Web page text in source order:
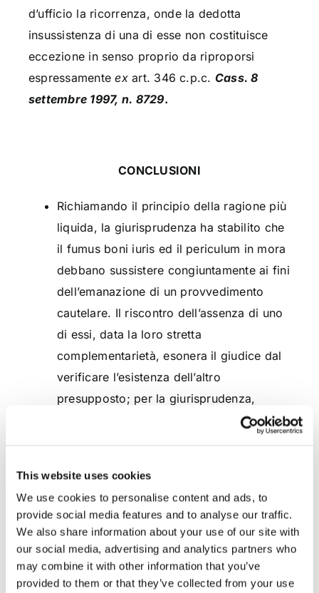
This website uses cookies
We use cookies to personalise content and ads, to
provide social media features and to analyse our traffic.
We also share information about your use of our site with
our social media, advertising and analytics partners who
may combine it with other information that you’ve
provided to them or that they’ve collected from your use
d’ufficio la ricorrenza, onde la dedotta
insussistenza di una di esse non costituisce
eccezione in senso proprio da riproporsi
espressamenteexart. 346 c.p.c. Cass. 8
settembre 1997, n. 8729.
CONCLUSIONI
Richiamando il principio della ragione più
liquida, la giurisprudenza ha stabilito che
il fumus boni iuris ed il periculum in mora
debbano sussistere congiuntamente ai fini
dell’emanazione di un provvedimento
cautelare. Il riscontro dell’assenza di uno
di essi, data la loro stretta
complementarietà, esonera il giudice dal
verificare l’esistenza dell’altro
presupposto; per la giurisprudenza,
infatti, l’elemento predominante è il fumus
valutazione sul periculum. (
sez. spec. Società 15 giugno 2016).
Sulla base della giurisprudenza sopra
riportata si deduce che in assenza del fumus,
il giudice non è tenuto ad esaminare il